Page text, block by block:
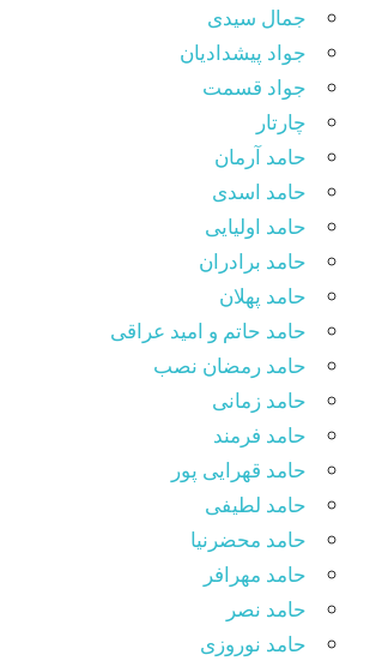
جمال سیدی
جواد پیشدادیان
جواد قسمت
چارتار
حامد آرمان
حامد اسدی
حامد اولیایی
حامد برادران
حامد پهلان
حامد حاتم و امید عراقی
حامد رمضان نصب
حامد زمانی
حامد فرمند
حامد قهرایی پور
حامد لطیفی
حامد محضرنیا
حامد مهرافر
حامد نصر
حامد نوروزی